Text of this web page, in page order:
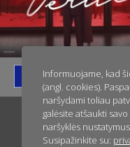
Informuojame, kad
(angl. cookies).
naršydami toliau
galėsite atšaukti
naršyklės
Susipažinkite su:
Titulinis Apie ACME